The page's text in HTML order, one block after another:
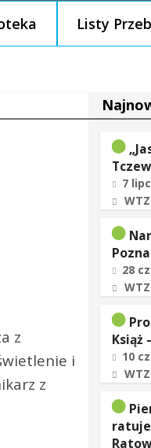
Listy
z
i
z
7
28
Książ
10
ratuje